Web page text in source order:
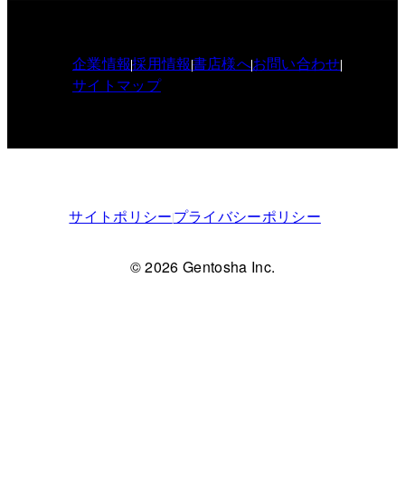
企業情報採用情報書店様へお問い合わせ
サイトマップ
サイトポリシープライバシーポリシー
© 2026 Gentosha Inc.